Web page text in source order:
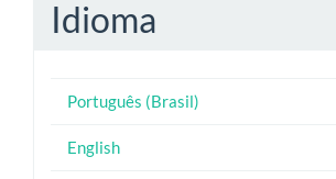
Idioma
Português (Brasil)
English